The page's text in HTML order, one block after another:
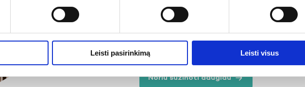
Leisti pasirinkimą Leisti visus
darbe, namie, gamtoje, kelionėje, žygyje…
norintiems mityboje sumažinti cukraus
tačiau išlaikyti sotumą ilgiau (net iki 4
skonių košes, 2 iš jų – be pridėtinio cukraus!
Noriu sužinoti daugiau